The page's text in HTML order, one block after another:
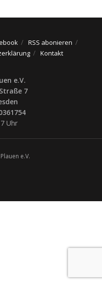
RSS abonieren
Kontakt
e.V.
7
Uhr
e.V.